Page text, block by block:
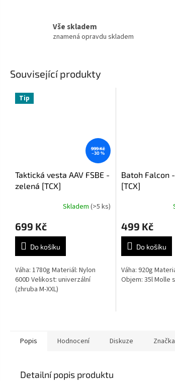
Vše skladem
znamená opravdu skladem
Související produkty
Tip
999 Kč
–30 %
Taktická vesta AAV FSBE -
zelená [TCX]
Skladem (>5 ks)
699 Kč
Do košíku
Váha: 1780g Materiál: Nylon
600D Velikost: univerzální
(zhruba M-XXL)
Batoh Falcon
[TCX]
produktu
je
5,0
z
5
hvězdiček.
499 Kč
Do košíku
Váha: 920g
Objem: 35l Molle
Popis Hodnocení Diskuze Značka
Detailní popis produktu